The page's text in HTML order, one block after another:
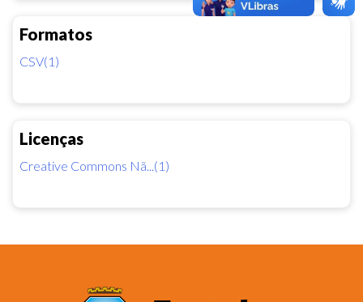
Formatos
CSV(1)
Licenças
Creative Commons Nã...(1)